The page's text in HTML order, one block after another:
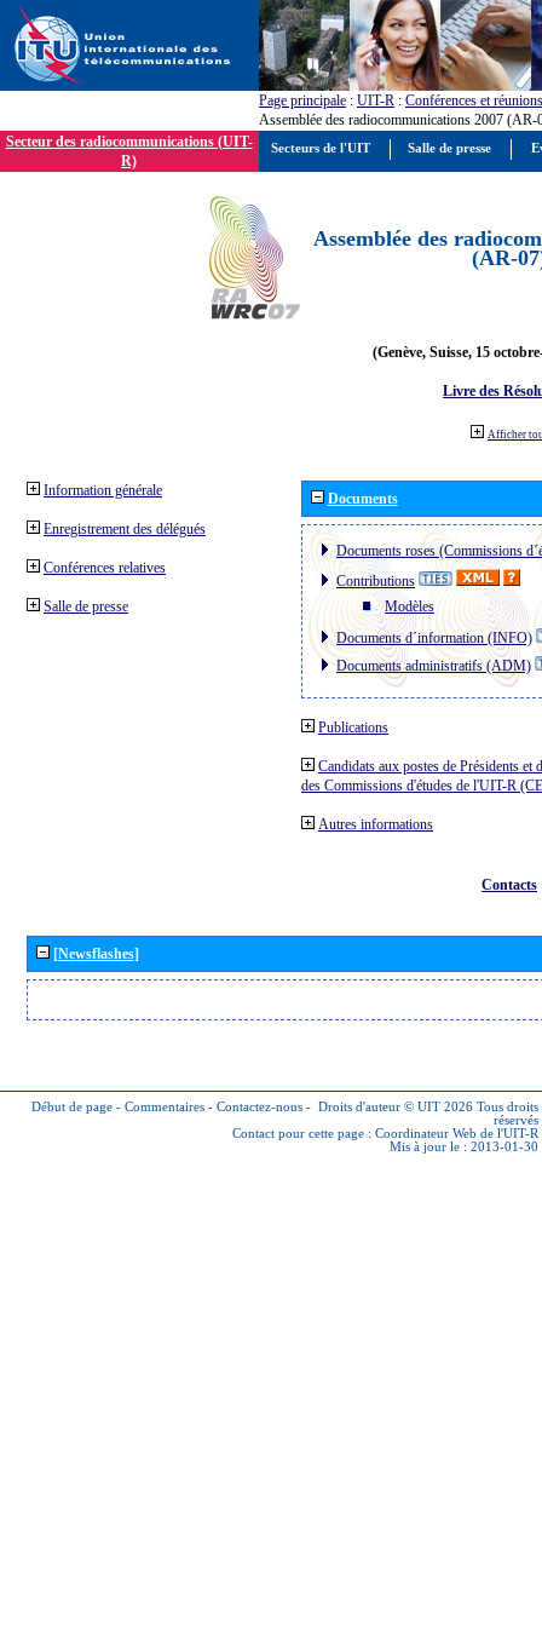
Page principale : UIT-R : Conférences et réunions
Assemblée des radiocommunications 2007 (AR-
Secteur des radiocommunications (UIT-
R)
Assemblée des
(AR-
(Genève, Suisse, 15
Livre des
Afficher
Information générale
Enregistrement des délégués
Conférences relatives
Salle de presse
Documents
Documents roses (Commissions
Contributions
Modèles
Documents d´information (INFO)
Documents administratifs (ADM)
Publications
Candidats aux postes de Présidents et
des Commissions d'études de l'UIT-R
Autres informations
Contacts
[Newsflashes]
Début de page - Commentaires - Contactez-nous - Droits d'auteur © UIT 2026 Tous droits
réservés
Contact pour cette page : Coordinateur Web de l'UIT-R
Mis à jour le : 2013-01-30
Secteurs de l'UIT Salle de presse